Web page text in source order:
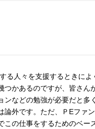
る人々を支援するときに
つかあるのですが、皆さ
ンなどの勉強が必要だと
論外です。ただ、ＰEファ
この仕事をするためのベー